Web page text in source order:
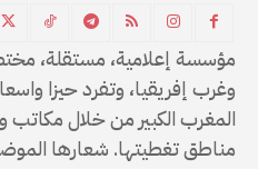
مؤسسة إعلامية، مستقلة،
وغرب إفريقيا، وتفرد حيزا
المغرب الكبير من خلال
مناطق تغطيتها. شعارها